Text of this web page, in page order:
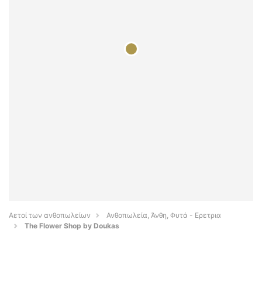
Αετοί των ανθοπωλείων
Ανθοπωλεία, Άνθη, Φυτά - Ερετρια
The Flower Shop by Doukas